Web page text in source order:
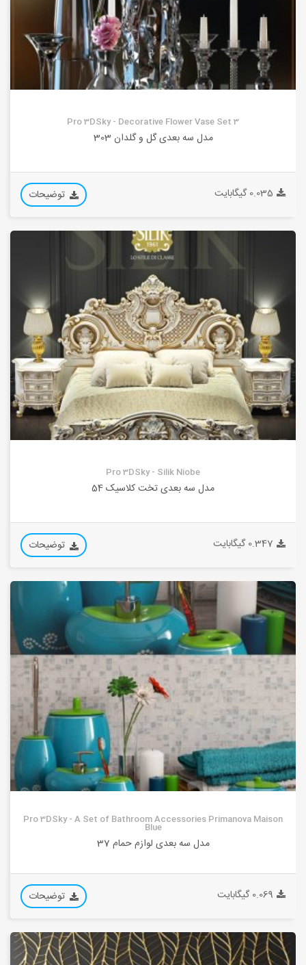
Pro 3DSky - Decorative Flower Vase Set 3
مدل سه بعدی گل و گلدان 303
0.035 گیگابایت توضیحات
Pro 3DSky - Silik Niobe
مدل سه بعدی تخت کلاسیک 54
0.347 گیگابایت توضیحات
Pro 3DSky - A Set of Bathroom Accessories Primanova Maison
Blue
مدل سه بعدی لوازم حمام 37
0.069 گیگابایت توضیحات